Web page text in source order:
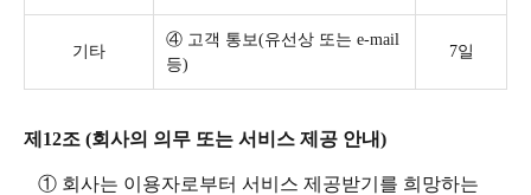
기타
④ 고객 통보(유선상 또는 e-mail
등)
7일
제12조 (회사의 의무 또는 서비스 제공 안내)
① 회사는 이용자로부터 서비스 제공받기를 희망하는